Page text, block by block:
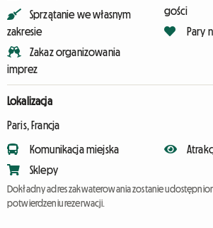
Sprzątanie we własnym
zakresie
Zakaz organizowania
imprez
gości
Pary
Lokalizacja
Paris, Francja
Komunikacja miejska
Sklepy
Dokładny adres zakwaterowania zostanie
potwierdzeniu rezerwacji.